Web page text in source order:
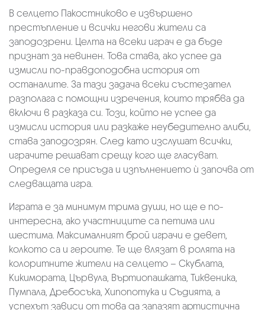
В селцето Пакостниково е извършено
престъпление и всички негови жители са
заподозрени. Целта на всеки играч е да бъде
признат за невинен. Това става, ако успее да
измисли по-правдоподобна история от
останалите. За тази задача всеки състезател
разполага с помощни изречения, които трябва да
включи в разказа си. Този, който не успее да
измисли история или разкаже неубедително алиби,
става заподозрян. След като изслушат всички,
играчите решават срещу кого ще гласуват.
Определя се присъда и изпълнението ѝ започва от
следващата игра.
Играта е за минимум трима души, но ще е по-
интересна, ако участниците са петима или
шестима. Максималният брой играчи е девет,
колкото са и героите. Те ще влязат в ролята на
колоритните жители на селцето – Скублата,
Кикимората, Цървула, Въртиопашката, Тиквеника,
Пумпала, Дребосъка, Хипопотука и Съдията, а
успехът зависи от това да запазят артистична